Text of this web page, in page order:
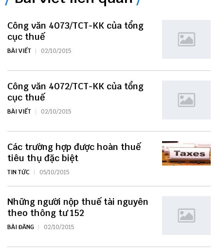
Công văn 4073/TCT-KK của tổng
cục thuế
BÀI VIẾT 02/10/2015
Công văn 4072/TCT-KK của tổng
cục thuế
BÀI VIẾT 02/10/2015
Các trường hợp được hoàn thuế
tiêu thụ đặc biệt
TIN TỨC 05/10/2015
Những người nộp thuế tài nguyên
theo thông tư 152
BÀI ĐĂNG 02/10/2015